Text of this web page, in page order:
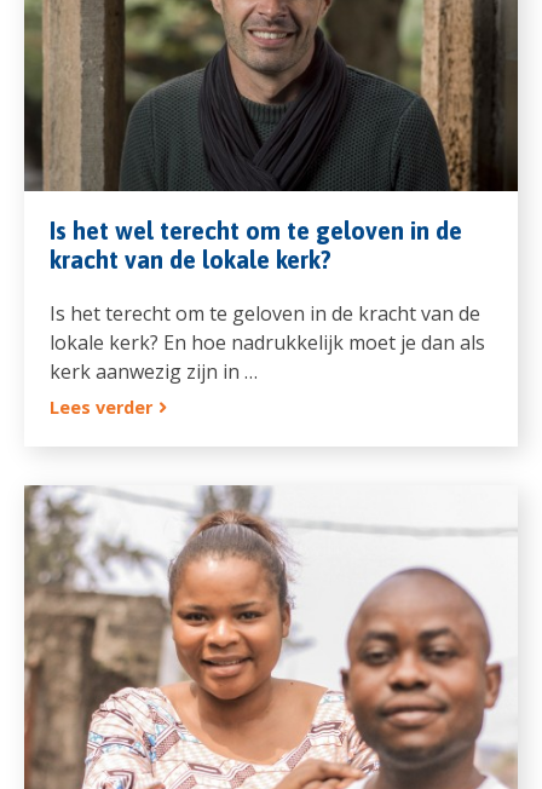
Is het wel terecht om te geloven in de
kracht van de lokale kerk?
Is het terecht om te geloven in de kracht van de
lokale kerk? En hoe nadrukkelijk moet je dan als
kerk aanwezig zijn in …
Lees verder